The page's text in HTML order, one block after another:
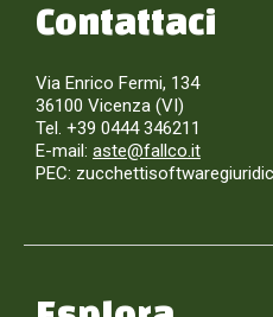
Contattaci
Via Enrico Fermi, 134
36100 Vicenza (VI)
Tel. +39 0444 346211
E-mail: aste@fallco.it
PEC: